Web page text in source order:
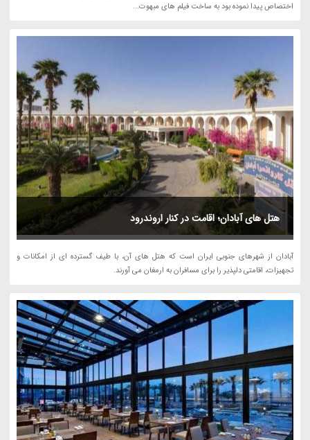
اختصاص پیدا نموده بود به ساخت فیلم های مبهوت...
هتل های آبادان؛ اقامت در کنار اروندرود
آبادان از شهرهای جنوبی ایران است که هتل های آن، با طیف گسترده ای از امکانات و
تجهیزات، اقامتی دلپذیر را برای مسافران به ارمغان می آورند.